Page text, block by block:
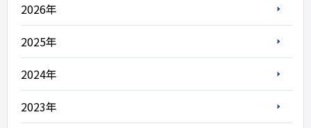
2026年
2025年
2024年
2023年